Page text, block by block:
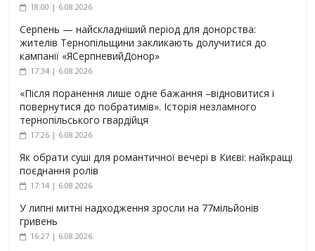
18:00 | 6.08.2026
Серпень — найскладніший період для донорства:
жителів Тернопільщини закликають долучитися до
кампанії «ЯСерпневийДонор»
17:34 | 6.08.2026
«Після поранення лише одне бажання –відновитися і
повернутися до побратимів». Історія незламного
тернопільського гвардійця
17:26 | 6.08.2026
Як обрати суші для романтичної вечері в Києві: найкращі
поєднання ролів
17:14 | 6.08.2026
У липні митні надходження зросли на 77мільйонів
гривень
16:27 | 6.08.2026